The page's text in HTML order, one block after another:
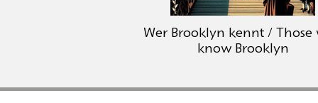
Wer Brooklyn kennt / Those
know Brooklyn